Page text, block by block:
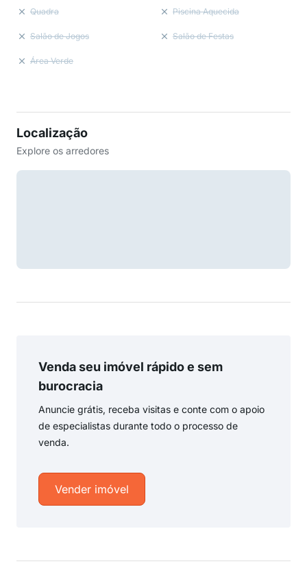
Quadra Piscina Aquecida
Salão de Jogos Salão de Festas
Área Verde
Localização
Explore os arredores
Venda seu imóvel rápido e sem
burocracia
Anuncie grátis, receba visitas e conte com o apoio
de especialistas durante todo o processo de
venda.
Vender imóvel